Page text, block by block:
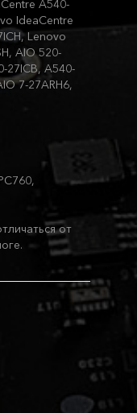
A540-
IdeaCentre
Lenovo
AIO 520-
27ICB, A540-
7-27ARH6,
от